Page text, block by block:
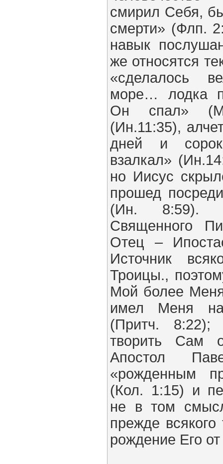
смирил Себя,
смерти» (Флп.
навык
же относятся
«сделалось
море… лодка
Он спал»
(Ин.11:35),
дней и сорок
взалкал»
но Иисус
прошед
(Ин. 8:59).
Священного
Отец –
Источник
Троицы.,
Мой более
имел Меня
(Притч.
творить Сам
Апостол
«рожденным
(Кол. 1:15) и
не в том
прежде
рождение Его